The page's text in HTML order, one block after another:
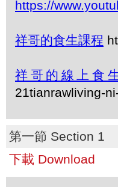
https://
祥哥的食生課程
祥哥的線上食
21tianrawliving-
第一節 Section 1
下載 Download